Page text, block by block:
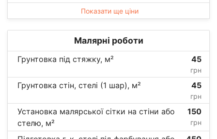
Показати ще ціни
Малярні роботи
Грунтовка під стяжку, м² 45
грн
Грунтовка стін, стелі (1 шар), м² 45
грн
Установка малярської сітки на стіни або
стелю, м²
150
грн